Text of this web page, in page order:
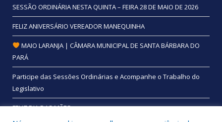
SESSÃO ORDINÁRIA NESTA QUINTA – FEIRA 28 DE MAIO DE 2026
FELIZ ANIVERSÁRIO VEREADOR MANEQUINHA
MAIO LARANJA | CÂMARA MUNICIPAL DE SANTA BÁRBARA DO
PARÁ
Participe das Sessões Ordinárias e Acompanhe o Trabalho do
Legislativo
FELIZ DIA DAS MÃES